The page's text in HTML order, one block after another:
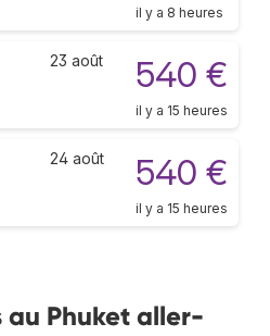
il y a 8 heures
23 août 540 €
il y a 15 heures
24 août 540 €
il y a 15 heures
au Phuket aller-